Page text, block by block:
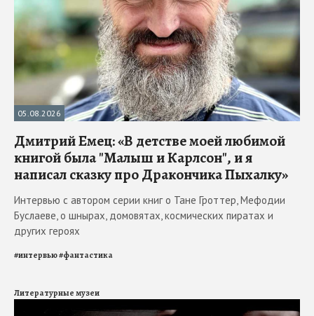
05.08.2026
Дмитрий Емец: «В детстве моей любимой
книгой была "Малыш и Карлсон", и я
написал сказку про Дракончика Пыхалку»
Интервью с автором серии книг о Тане Гроттер, Мефодии
Буслаеве, о шнырах, домовятах, космических пиратах и
других героях
#интервью#фантастика
Литературные музеи